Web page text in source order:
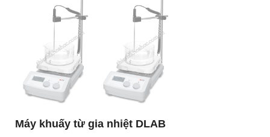
Máy khuấy từ gia nhiệt DLAB